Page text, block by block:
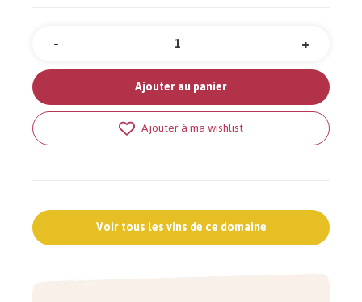
Quantité +
-
Ajouter au panier
Ajouter à ma wishlist
Voir tous les vins de ce domaine